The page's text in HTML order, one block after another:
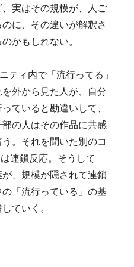
実はその規模が、人ご
に、その違いが解釈さ
かもしれない。
ティ内で「流行ってる」
外から見た人が、自分
ていると勘違いして、
の人はその作品に共感
。それを聞いた別のコ
連鎖反応。そうして
が、規模が隠されて連鎖
「流行っている」の基
ていく。